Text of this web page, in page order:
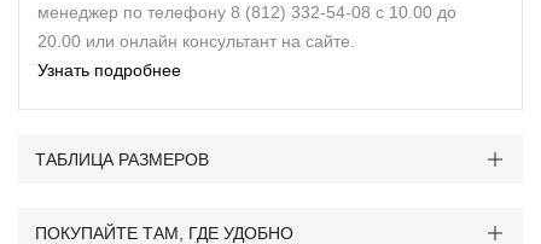
менеджер по телефону 8 (812) 332-54-08 с 10.00 до
20.00 или онлайн консультант на сайте.
Узнать подробнее
ТАБЛИЦА РАЗМЕРОВ
ПОКУПАЙТЕ ТАМ, ГДЕ УДОБНО